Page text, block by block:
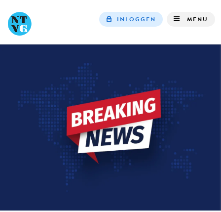
INLOGGEN MENU